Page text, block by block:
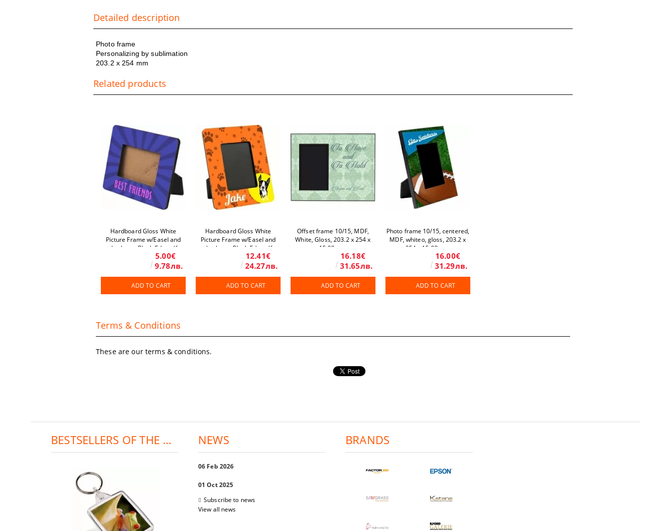
Detailed description
Photo frame
Personalizing by sublimation
203.2 x 254 mm
Related products
Hardboard Gloss White
Picture Frame w/Easel and
mylar lens - Black Edges (for
50.8 x 76.2 mm Photo) 104.8
x 130.2 mm 10 pcs/box
5.00€
9.78лв.
ADD TO CART
Hardboard Gloss White
Picture Frame w/Easel and
mylar lens - Black Edges (for
4”x6"/100 x 150 mm Photo) 7"
x 8.5"/178 x 216 mm 10
12.41€
24.27лв.
ADD TO CART
Offset frame 10/15, MDF,
White, Gloss, 203.2 x 254 x
15.88 mm
16.18€
31.65лв.
ADD TO CART
Photo frame 10/15, centered,
MDF, whiteо, gloss, 203.2 x
254 х 15.88 mm
16.00€
31.29лв.
ADD TO CART
Terms & Conditions
These are our terms & conditions.
BESTSELLERS OF THE DAY: NEWS
06 Feb 2026
01 Oct 2025
Subscribe to news
View all news
BRANDS